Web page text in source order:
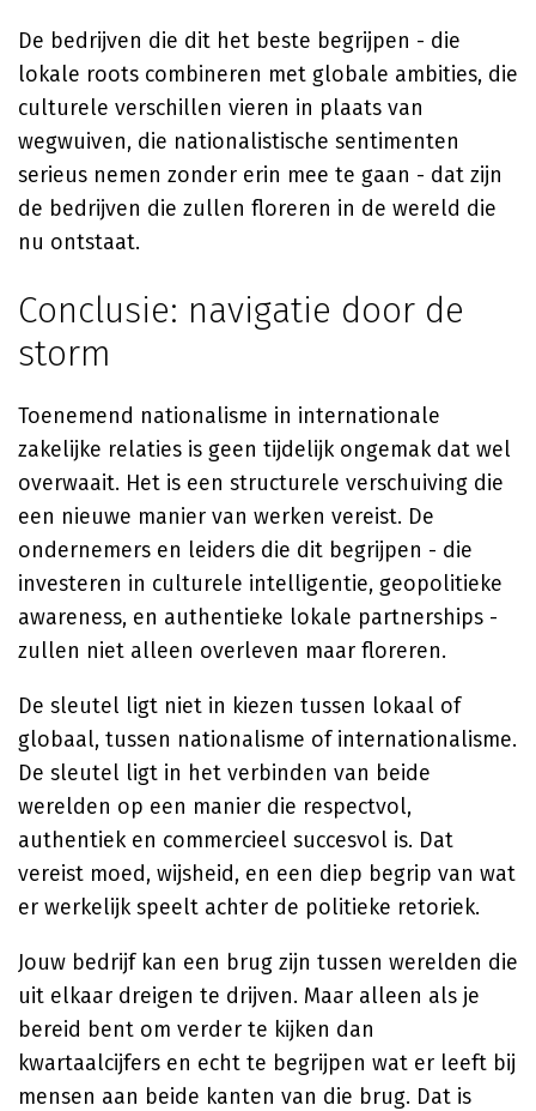
De bedrijven die dit het beste begrijpen - die
lokale roots combineren met globale ambities, die
culturele verschillen vieren in plaats van
wegwuiven, die nationalistische sentimenten
serieus nemen zonder erin mee te gaan - dat zijn
de bedrijven die zullen floreren in de wereld die
nu ontstaat.
Conclusie: navigatie door de
storm
Toenemend nationalisme in internationale
zakelijke relaties is geen tijdelijk ongemak dat wel
overwaait. Het is een structurele verschuiving die
een nieuwe manier van werken vereist. De
ondernemers en leiders die dit begrijpen - die
investeren in culturele intelligentie, geopolitieke
awareness, en authentieke lokale partnerships -
zullen niet alleen overleven maar floreren.
De sleutel ligt niet in kiezen tussen lokaal of
globaal, tussen nationalisme of internationalisme.
De sleutel ligt in het verbinden van beide
werelden op een manier die respectvol,
authentiek en commercieel succesvol is. Dat
vereist moed, wijsheid, en een diep begrip van wat
er werkelijk speelt achter de politieke retoriek.
Jouw bedrijf kan een brug zijn tussen werelden die
uit elkaar dreigen te drijven. Maar alleen als je
bereid bent om verder te kijken dan
kwartaalcijfers en echt te begrijpen wat er leeft bij
mensen aan beide kanten van die brug. Dat is